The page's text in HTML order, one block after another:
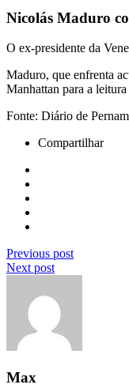
Nicolás Maduro
O ex-presidente da
Maduro, que enfrenta
Manhattan para a
Fonte: Diário de
Compartilhar
Previous post
Next post
Max